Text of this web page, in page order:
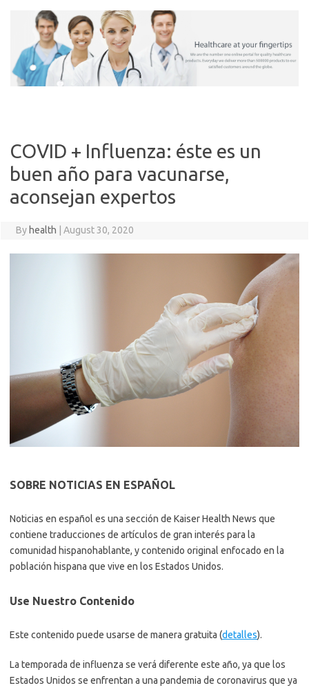
COVID + Influenza: éste es un
buen año para vacunarse,
aconsejan expertos
By health August 30, 2020
SOBRE NOTICIAS EN ESPAÑOL
Noticias en español es una sección de Kaiser Health News que
contiene traducciones de artículos de gran interés para la
comunidad hispanohablante, y contenido original enfocado en la
población hispana que vive en los Estados Unidos.
Use Nuestro Contenido
Este contenido puede usarse de manera gratuita (detalles).
La temporada de influenza se verá diferente este año, ya que los
Estados Unidos se enfrentan a una pandemia de coronavirus que ya